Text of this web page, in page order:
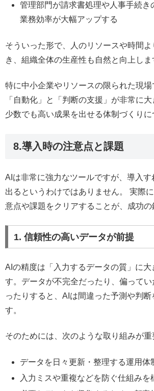
管理部門が請求書処理や人事手続き
業務効率が大幅アップする
そういった形で、人のリソースや時間
き、組織全体の生産性も自然と向上しま
特に中小企業やリソースの限られた現場
「自動化」と「判断の支援」が非常に大
少数でも高い成果を出せる体制づくりに
8.導入時の注意点と課題
AIは非常に強力なツールですが、導入
出るというわけではありません。 実際
意点や課題をクリアすることが、成功の
1. 信頼性の高いデータが前提
AIの精度は「入力するデータの質」に大
す。データが不完全だったり、偏って
ったりすると、AIは間違った予測や判断
す。
そのためには、次のような取り組みが重
データを日々更新・整理する運用体
入力ミスや重複などを防ぐ仕組みを